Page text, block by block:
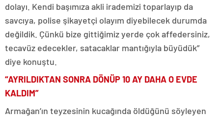
dolayı. Kendi başımıza akli irademizi toparlayıp da
savcıya, polise şikayetçi olayım diyebilecek durumda
değildik. Çünkü bize gittiğimiz yerde çok affedersiniz,
tecavüz edecekler, satacaklar mantığıyla büyüdük”
diye konuştu.
“AYRILDIKTAN SONRA DÖNÜP 10 AY DAHA O EVDE
KALDIM”
Armağan’ın teyzesinin kucağında öldüğünü söyleyen